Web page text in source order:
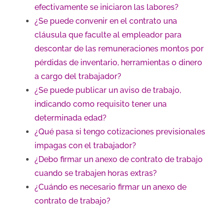
efectivamente se iniciaron las labores?
¿Se puede convenir en el contrato una
cláusula que faculte al empleador para
descontar de las remuneraciones montos por
pérdidas de inventario, herramientas o dinero
a cargo del trabajador?
¿Se puede publicar un aviso de trabajo,
indicando como requisito tener una
determinada edad?
¿Qué pasa si tengo cotizaciones previsionales
impagas con el trabajador?
¿Debo firmar un anexo de contrato de trabajo
cuando se trabajen horas extras?
¿Cuándo es necesario firmar un anexo de
contrato de trabajo?